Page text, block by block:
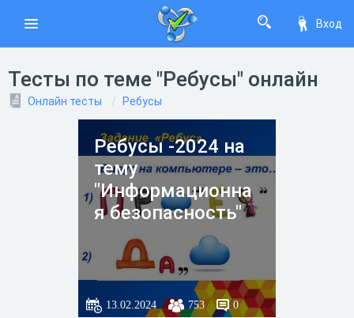
Вход
Тесты по теме "Ребусы" онлайн
Онлайн тесты Ребусы
Ребусы -2024 на
тему
"Информационна
я безопасность"
13.02.2024 753 0